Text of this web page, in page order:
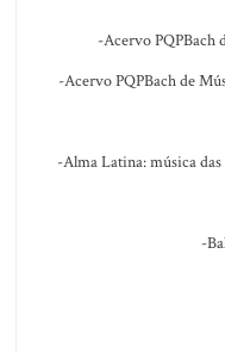
-Acervo PQPBach
-Acervo PQPBach de
-Alma Latina: música
-